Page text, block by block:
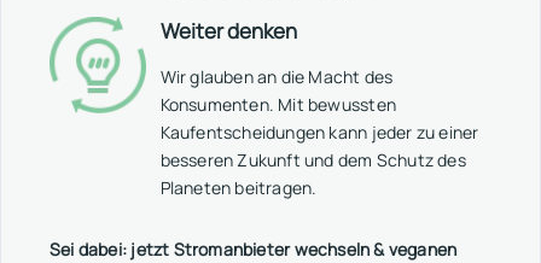
Weiter denken
Wir glauben an die Macht des
Konsumenten. Mit bewussten
Kaufentscheidungen kann jeder zu einer
besseren Zukunft und dem Schutz des
Planeten beitragen.
Sei dabei: jetzt Stromanbieter wechseln & veganen